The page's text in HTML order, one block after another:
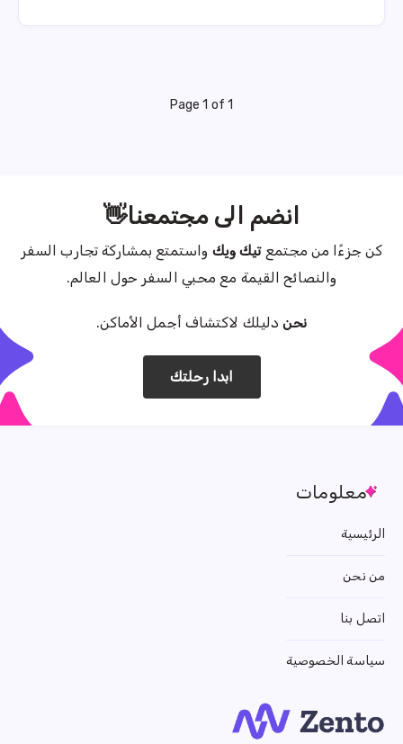
Page 1 of 1
انضم الى مجتمعنا👋
كن جزءًا من مجتمع تيك ويك واستمتع بمشاركة تجارب السفر
والنصائح القيمة مع محبي السفر حول العالم.
نحندليلك لاكتشاف أجمل الأماكن.
ابدا رحلتك
معلومات
الرئيسية
من نحن
اتصل بنا
سياسة الخصوصية